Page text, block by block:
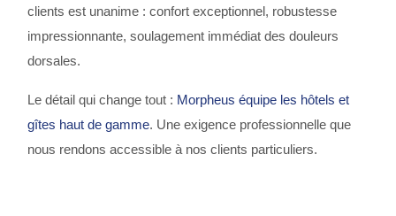
clients est unanime : confort exceptionnel, robustesse
impressionnante, soulagement immédiat des douleurs
dorsales.
Le détail qui change tout : Morpheus équipe les hôtels et
gîtes haut de gamme. Une exigence professionnelle que
nous rendons accessible à nos clients particuliers.